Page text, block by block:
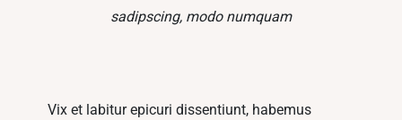
sadipscing, modo numquam
Vix et labitur epicuri dissentiunt, habemus